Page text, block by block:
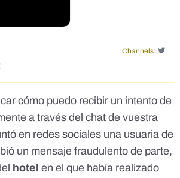
Channels:
cómo puedo recibir un intento de
a través del chat de vuestra
en redes sociales una usuaria de
un mensaje fraudulento de parte,
hotel en el que había realizado